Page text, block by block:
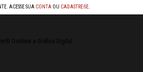
ACESSE SUA CONTA OU CADASTRE-SE.